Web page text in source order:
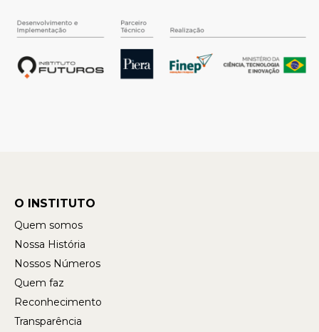
O INSTITUTO
Quem somos
Nossa História
Nossos Números
Quem faz
Reconhecimento
Transparência